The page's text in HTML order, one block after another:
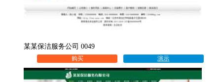
某某保洁服务公司 0049
购买 演示